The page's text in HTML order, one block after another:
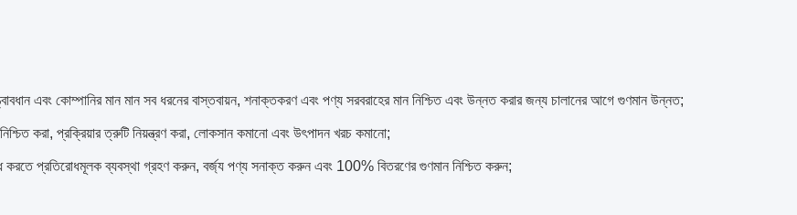
এবং কোম্পানির মান মান সব ধরনের বাস্তবায়ন, শনাক্তকরণ এবং পণ্য সরবরাহের মান নিশ্চিত এবং উন্নত করার জন্য চালানের আগে গুণমান উন্নত;
করা, প্রক্রিয়ার ত্রুটি নিয়ন্ত্রণ করা, লোকসান কমানো এবং উৎপাদন খরচ কমানো;
করতে প্রতিরোধমূলক ব্যবস্থা গ্রহণ করুন, বর্জ্য পণ্য সনাক্ত করুন এবং 100% বিতরণের গুণমান নিশ্চিত করুন;